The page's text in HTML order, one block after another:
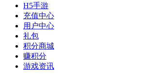
H5手游
充值中心
用户中心
礼包
积分商城
赚积分
游戏资讯